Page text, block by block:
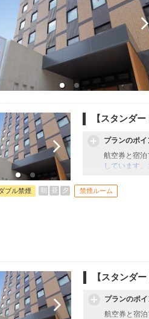
【スタンダ
プランのポイ
航空券と宿泊
しています。
ブル禁煙 朝 昼 夕 禁煙ルーム
【スタンダ
プランのポイ
航空券と宿泊